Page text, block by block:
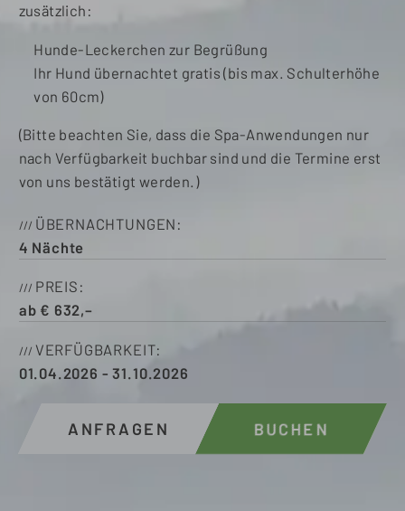
zusätzlich:
Hunde-Leckerchen zur Begrüßung
Ihr Hund übernachtet gratis (bis max. Schulterhöhe
von 60cm)
(Bitte beachten Sie, dass die Spa-Anwendungen nur
nach Verfügbarkeit buchbar sind und die Termine erst
von uns bestätigt werden.)
ÜBERNACHTUNGEN
4 Nächte
PREIS
ab € 632,–
VERFÜGBARKEIT
01.04.2026 -31.10.2026
BUCHEN
ANFRAGEN